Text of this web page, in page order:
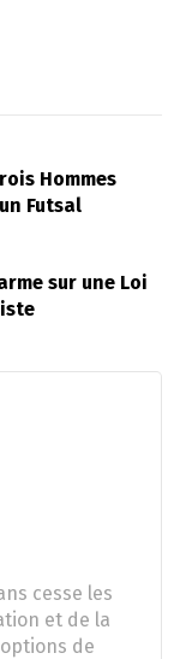
Hommes
Futsal
sur une Loi
cesse les
et de la
de